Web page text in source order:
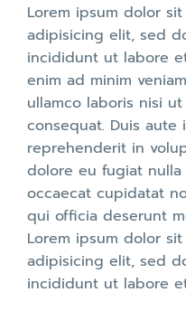
Lorem ipsum dolor
adipisicing elit, sed
incididunt ut labore
enim ad minim
ullamco laboris nisi
consequat. Duis aute
reprehenderit in
dolore eu fugiat
occaecat cupidatat
qui officia deserunt
Lorem ipsum dolor
adipisicing elit, sed
incididunt ut labore